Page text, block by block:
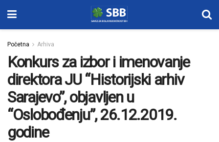
Početna Arhiva
Konkurs za izbor i imenovanje
direktora JU “Historijski arhiv
Sarajevo”, objavljen u
“Oslobođenju”, 26.12.2019.
godine